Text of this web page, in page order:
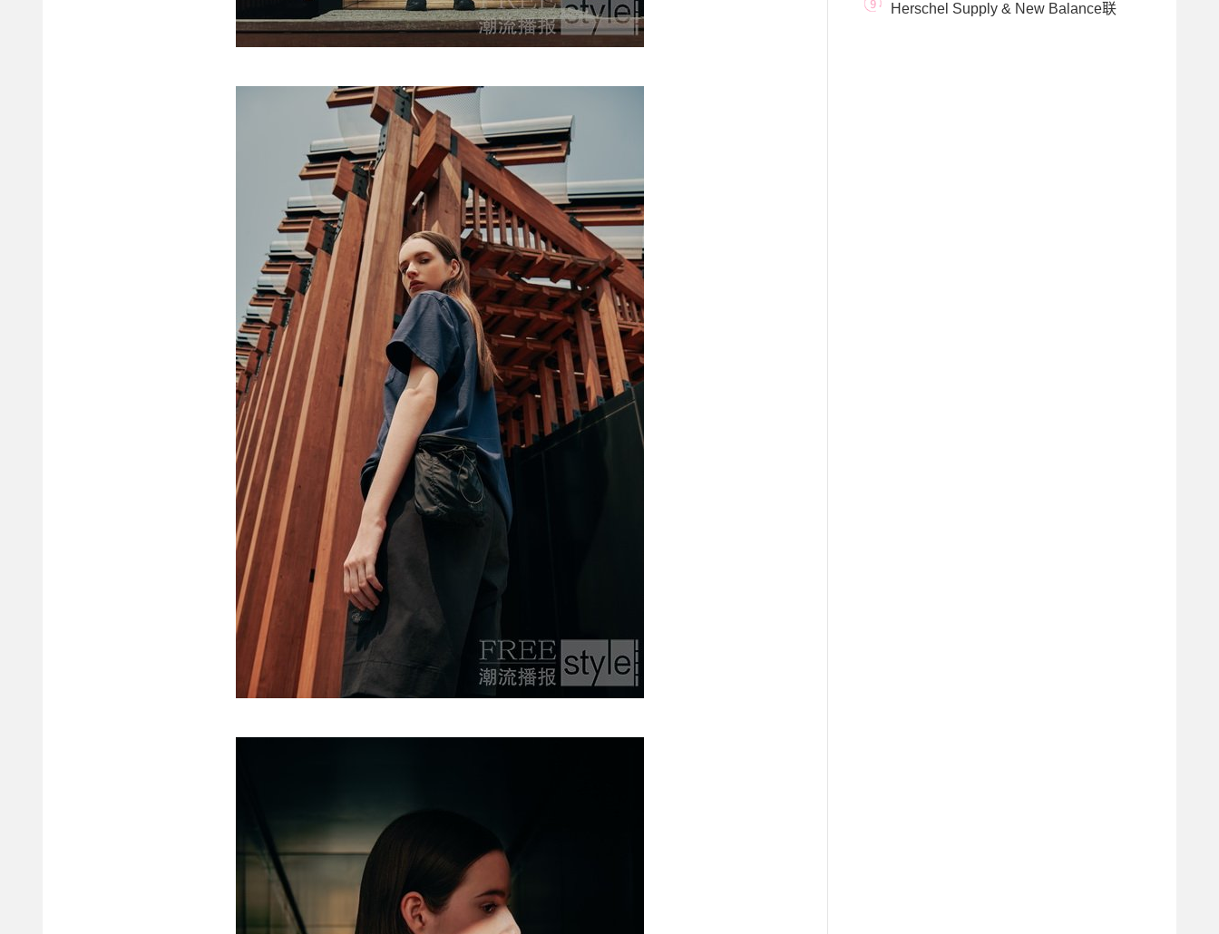
秋冬男装运动服饰 型格登
Herschel Supply & New Balance联